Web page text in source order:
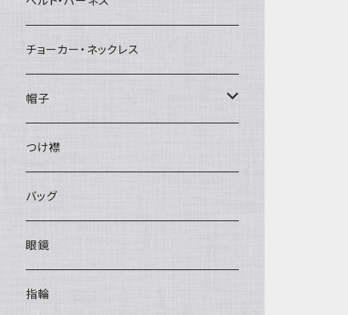
チョーカー・ネックレス
帽子
ベレー帽
つけ襟
バッグ
眼鏡
指輪